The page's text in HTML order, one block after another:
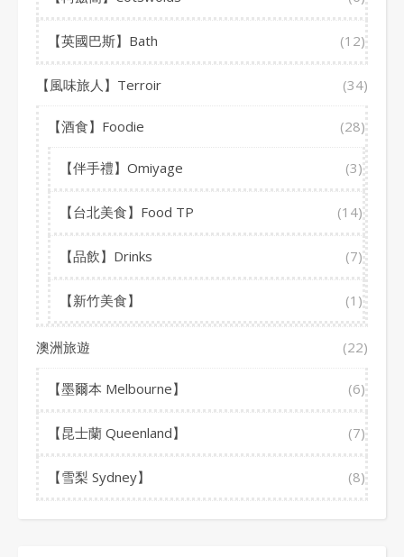
【英國巴斯】Bath (12)
【風味旅人】Terroir (34)
【酒食】Foodie (28)
【伴手禮】Omiyage (3)
【台北美食】Food TP (14)
【品飲】Drinks (7)
【新竹美食】 (1)
澳洲旅遊 (22)
【墨爾本 Melbourne】 (6)
【昆士蘭 Queenland】 (7)
【雪梨 Sydney】 (8)